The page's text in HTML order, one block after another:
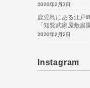
2020年2月3日
鹿児島にある江戸
「知覧武家屋敷庭
2020年2月2日
Instagram